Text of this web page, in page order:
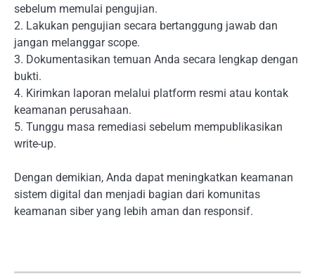
sebelum memulai pengujian.
2. Lakukan pengujian secara bertanggung jawab dan
jangan melanggar scope.
3. Dokumentasikan temuan Anda secara lengkap dengan
bukti.
4. Kirimkan laporan melalui platform resmi atau kontak
keamanan perusahaan.
5. Tunggu masa remediasi sebelum mempublikasikan
write-up.
Dengan demikian, Anda dapat meningkatkan keamanan
sistem digital dan menjadi bagian dari komunitas
keamanan siber yang lebih aman dan responsif.